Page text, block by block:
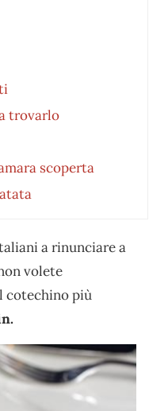
trovarlo
scoperta
a rinunciare a
volete
cotechino più